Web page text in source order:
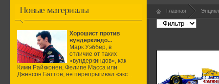
Новые материалы
Хорошист против
вундеркиндо...
Марк Уэббер, в
отличие от таких
«вундеркиндов», как
Кими Райкконен, Фелипе Масса или
Дженсон Баттон, не перепрыгивал «экс...
Главная